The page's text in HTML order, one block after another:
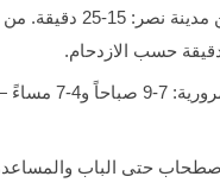
وقت الوصول من مدينة نصر: 15-25
أوقات الذروة المرورية:
حتى الباب والمساعدة